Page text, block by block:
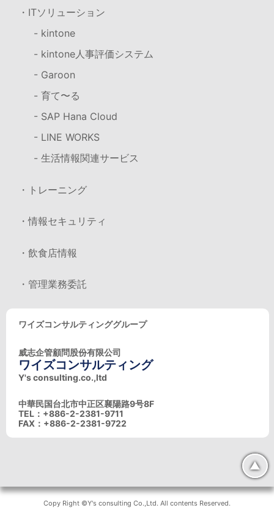
・ITソリューション
- kintone
- kintone人事評価システム
- Garoon
- 育て〜る
- SAP Hana Cloud
- LINE WORKS
- 生活情報関連サービス
・トレーニング
・情報セキュリティ
・飲食店情報
・管理業務委託
ワイズコンサルティンググループ
威志企管顧問股份有限公司
ワイズコンサルティング
Y's consulting.co.,ltd
中華民国台北市中正区襄陽路9号8F
TEL：+886-2-2381-9711
FAX：+886-2-2381-9722
▲
Copy Right ©Y's consulting Co.,Ltd. All contents Reserved.